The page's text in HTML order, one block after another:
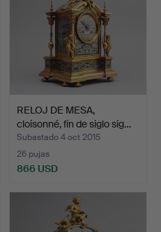
RELOJ DE MESA,
cloisonné, fin de siglo sig…
Subastado 4 oct 2015
26 pujas
866 USD